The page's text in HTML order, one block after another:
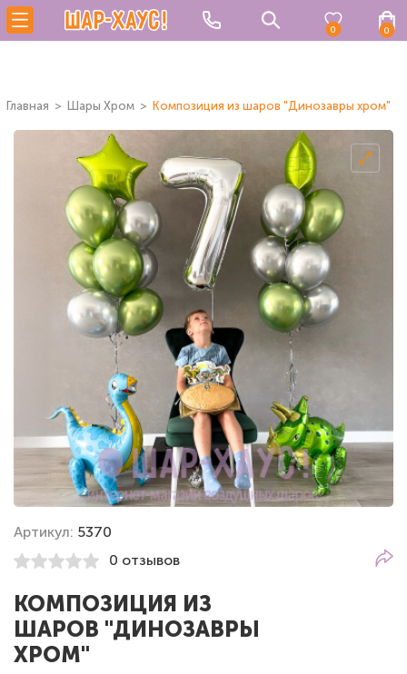
0 0
Главная Шары Хром Композиция из шаров "Динозавры хром"
Артикул: 5370
0 отзывов
КОМПОЗИЦИЯ ИЗ
ШАРОВ "ДИНОЗАВРЫ
ХРОМ"